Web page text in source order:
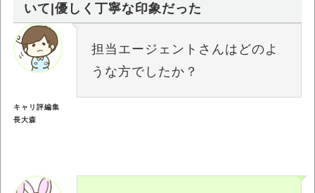
いて|優しく丁寧な印象だった
キャリ評編集
長大森
担当エージェントさんはどのよ
うな方でしたか？